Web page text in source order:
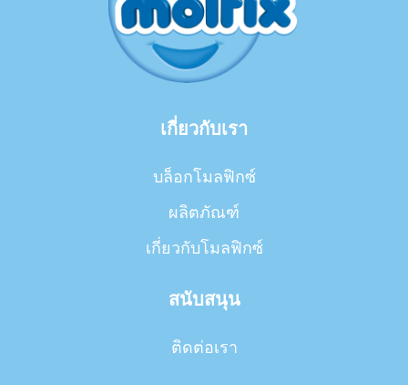
เกี่ยวกับเรา
บล็อกโมลฟิกซ์
ผลิตภัณฑ์
เกี่ยวกับโมลฟิกซ์
สนับสนุน
ติดต่อเรา